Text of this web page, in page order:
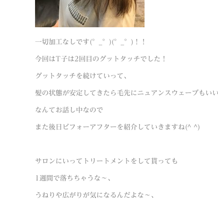
一切加工なしです(°_°)(°_°)！！
今回はT子は2回目のグットタッチでした！
グットタッチを続けていって、
髪の状態が安定してきたら毛先にニュアンスウェーブもい
なんてお話し中なので
また後日ビフォーアフターを紹介していきますね(^ ^)
サロンにいってトリートメントをして貰っても
1週間で落ちちゃうな～、
うねりや広がりが気になるんだよな～、